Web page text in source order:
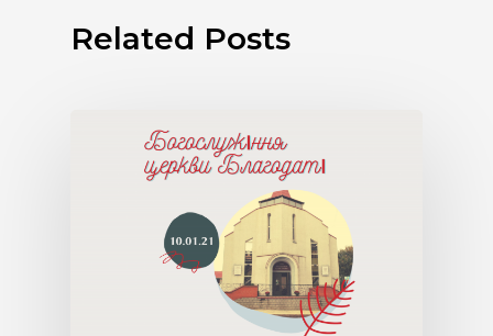
Related Posts